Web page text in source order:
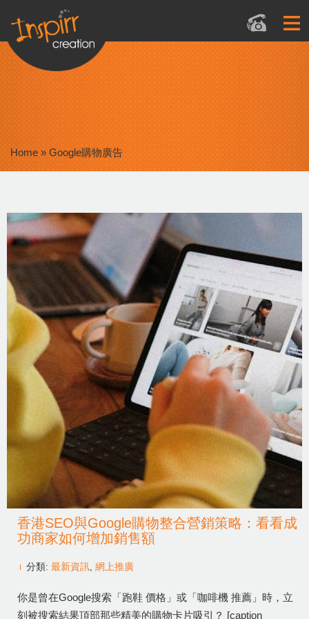
Home » Google購物廣告
香港SEO與Google購物整合營銷策略：看看成
功商家如何增加銷售額
分類: 最新資訊 網上推廣
你是曾在Google搜索「跑鞋 價格」或「咖啡機 推薦」時，立
刻被搜索結果頂部那些精美的購物卡片吸引？ [caption